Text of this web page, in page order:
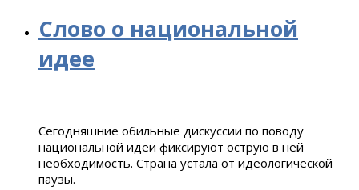
Слово о национальной
идее
Сегодняшние обильные дискуссии по поводу
национальной идеи фиксируют острую в ней
необходимость. Страна устала от идеологической
паузы.